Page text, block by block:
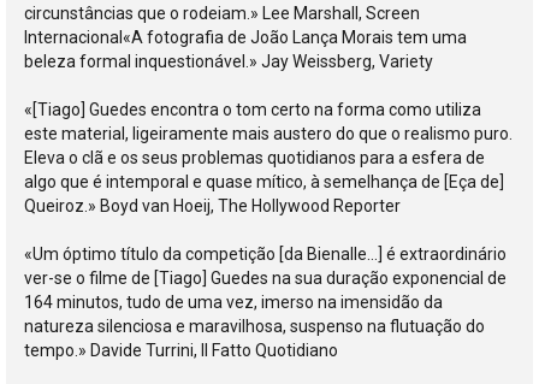
circunstâncias que o rodeiam.» Lee Marshall, Screen
Internacional«A fotografia de João Lança Morais tem uma
beleza formal inquestionável.» Jay Weissberg, Variety
«[Tiago] Guedes encontra o tom certo na forma como utiliza
este material, ligeiramente mais austero do que o realismo puro.
Eleva o clã e os seus problemas quotidianos para a esfera de
algo que é intemporal e quase mítico, à semelhança de [Eça de]
Queiroz.» Boyd van Hoeij, The Hollywood Reporter
«Um óptimo título da competição [da Bienalle…] é extraordinário
ver-se o filme de [Tiago] Guedes na sua duração exponencial de
164 minutos, tudo de uma vez, imerso na imensidão da
natureza silenciosa e maravilhosa, suspenso na flutuação do
tempo.» Davide Turrini, Il Fatto Quotidiano